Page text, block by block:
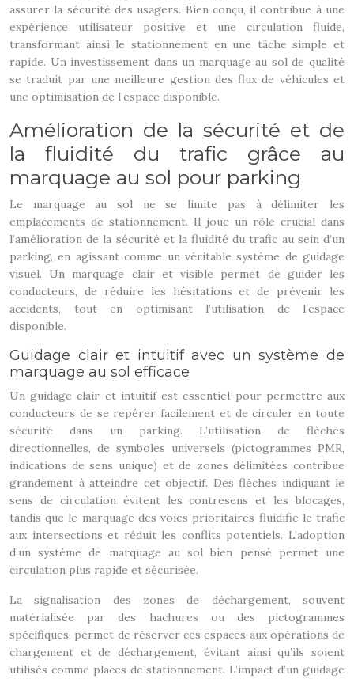
assurer la sécurité des usagers. Bien conçu, il contribue à une
expérience utilisateur positive et une circulation fluide,
transformant ainsi le stationnement en une tâche simple et
rapide. Un investissement dans un marquage au sol de qualité
se traduit par une meilleure gestion des flux de véhicules et
une optimisation de l’espace disponible.
Amélioration de la sécurité et de
la fluidité du trafic grâce au
marquage au sol pour parking
Le marquage au sol ne se limite pas à délimiter les
emplacements de stationnement. Il joue un rôle crucial dans
l’amélioration de la sécurité et la fluidité du trafic au sein d’un
parking, en agissant comme un véritable système de guidage
visuel. Un marquage clair et visible permet de guider les
conducteurs, de réduire les hésitations et de prévenir les
accidents, tout en optimisant l’utilisation de l’espace
disponible.
Guidage clair et intuitif avec un système de
marquage au sol efficace
Un guidage clair et intuitif est essentiel pour permettre aux
conducteurs de se repérer facilement et de circuler en toute
sécurité dans un parking. L’utilisation de flèches
directionnelles, de symboles universels (pictogrammes PMR,
indications de sens unique) et de zones délimitées contribue
grandement à atteindre cet objectif. Des flèches indiquant le
sens de circulation évitent les contresens et les blocages,
tandis que le marquage des voies prioritaires fluidifie le trafic
aux intersections et réduit les conflits potentiels. L’adoption
d’un système de marquage au sol bien pensé permet une
circulation plus rapide et sécurisée.
La signalisation des zones de déchargement, souvent
matérialisée par des hachures ou des pictogrammes
spécifiques, permet de réserver ces espaces aux opérations de
chargement et de déchargement, évitant ainsi qu’ils soient
utilisés comme places de stationnement. L’impact d’un guidage